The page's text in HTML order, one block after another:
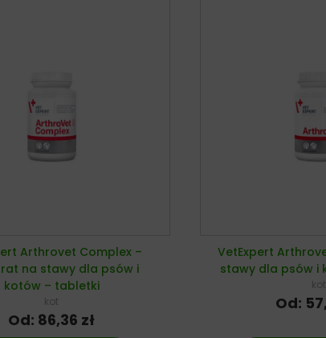
Arthrovet Complex –
na stawy dla psów i
kotów – tabletki
kot
Od: 86,36 zł
VetExpert
stawy dla psów i
kot
Od: